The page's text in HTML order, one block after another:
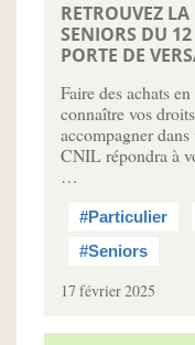
RETROUVEZ
SENIORS DU
PORTE DE
Faire des achats
connaître vos
accompagner
CNIL répondra à
…
#Particulier
#Seniors
17 février 2025